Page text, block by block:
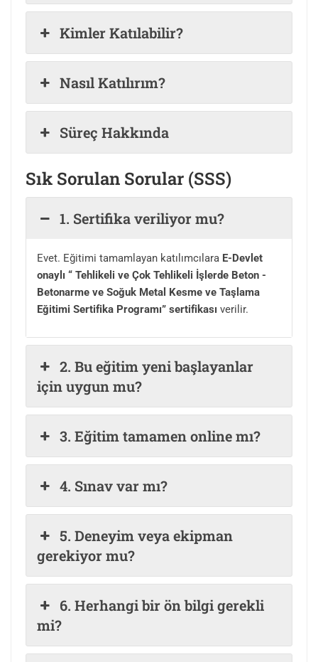
Kimler Katılabilir?
Nasıl Katılırım?
Süreç Hakkında
Sık Sorulan Sorular (SSS)
1. Sertifika veriliyor mu?
Evet. Eğitimi tamamlayan katılımcılara E-Devlet
onaylı “ Tehlikeli ve Çok Tehlikeli İşlerde Beton -
Betonarme ve Soğuk Metal Kesme ve Taşlama
Eğitimi Sertifika Programı” sertifikası verilir.
2. Bu eğitim yeni başlayanlar
için uygun mu?
3. Eğitim tamamen online mı?
4. Sınav var mı?
5. Deneyim veya ekipman
gerekiyor mu?
6. Herhangi bir ön bilgi gerekli
mi?